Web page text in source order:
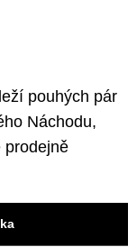
pouhých pár
Náchodu,
prodejně